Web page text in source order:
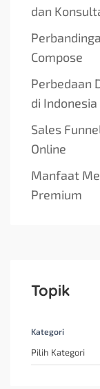
dan
Compose
Perbedaan
di Indonesia
Sales
Online
Manfaat
Premium
Topik
Kategori